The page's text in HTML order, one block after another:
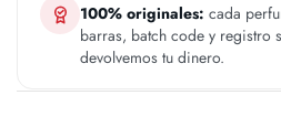
100% originales: cada
barras, batch code y registro
devolvemos tu dinero.